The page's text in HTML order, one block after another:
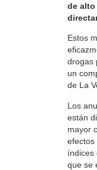
de
Estos
drogas
un
de La
Los
están
mayor
efectos
índices
que se